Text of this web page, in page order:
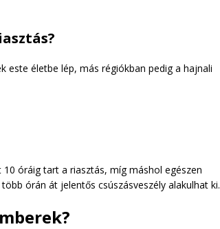
este életbe lép, más régiókban pedig a hajnali
óráig tart a riasztás, míg máshol egészen
órán át jelentős csúszásveszély alakulhat ki.